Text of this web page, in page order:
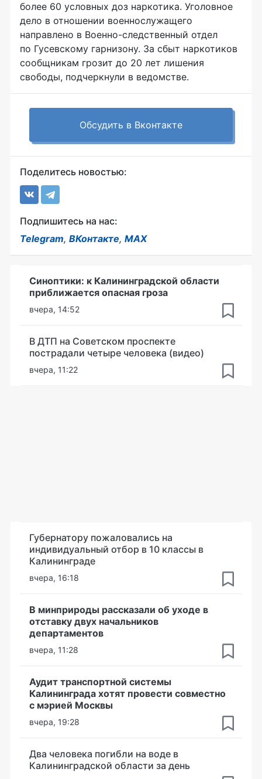
более 60 условных доз наркотика. Уголовное
дело в отношении военнослужащего
направлено в Военно-следственный отдел
по Гусевскому гарнизону. За сбыт наркотиков
сообщникам грозит до 20 лет лишения
свободы, подчеркнули в ведомстве.
Обсудить в Вконтакте
Поделитесь новостью:
Подпишитесь на нас:
Telegram, ВКонтакте, MAX
Синоптики: к Калининградской области
приближается опасная гроза
вчера, 14:52
В ДТП на Советском проспекте
пострадали четыре человека (видео)
вчера, 11:22
Губернатору пожаловались на
индивидуальный отбор в 10 классы в
Калининграде
вчера, 16:18
В минприроды рассказали об уходе в
отставку двух начальников
департаментов
вчера, 11:28
Аудит транспортной системы
Калининграда хотят провести совместно
с мэрией Москвы
вчера, 19:28
Два человека погибли на воде в
Калининградской области за день